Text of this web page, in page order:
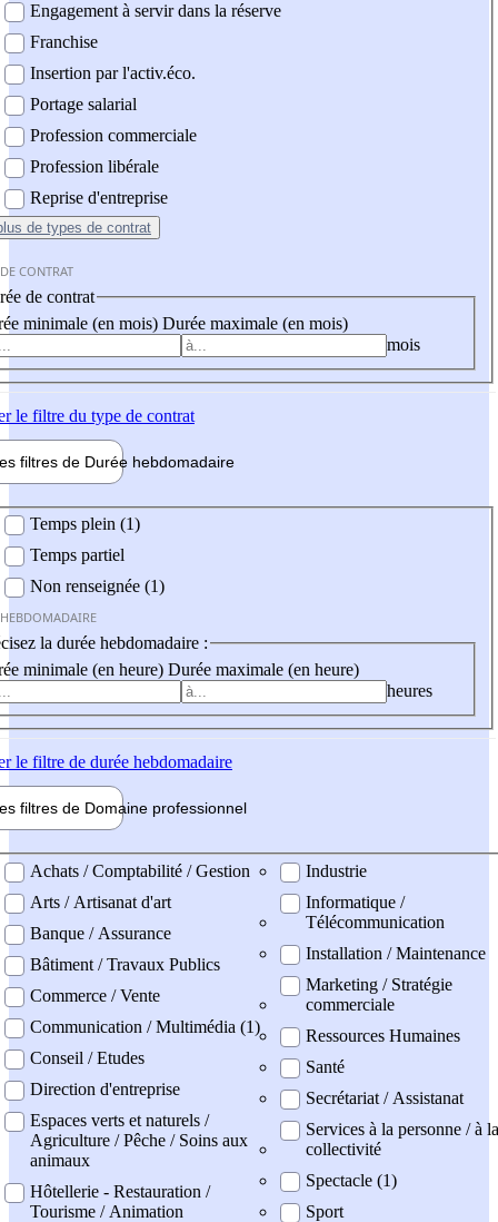
Engagement à servir dans la réserve
Franchise
Insertion par l'activ.éco.
Portage salarial
Profession commerciale
Profession libérale
Reprise d'entreprise
de types de contrat
CONTRAT
de contrat
minimale (en mois) Durée maximale (en mois)
mois
le filtre du type de contrat
filtres de Durée hebdomadaire
Temps plein (1)
Temps partiel
Non renseignée (1)
la durée hebdomadaire :
minimale (en heure) Durée maximale (en heure)
heures
le filtre de durée hebdomadaire
filtres de Domaine professionnel
professionel
Achats / Comptabilité / Gestion
Arts / Artisanat d'art
Banque / Assurance
Bâtiment / Travaux Publics
Commerce / Vente
Communication / Multimédia (1)
Conseil / Etudes
Direction d'entreprise
Espaces verts et naturels /
Agriculture / Pêche / Soins aux
animaux
Hôtellerie - Restauration /
Tourisme / Animation
Industrie
Informatique /
Télécommunication
Installation / Maintenance
Marketing / Stratégie
commerciale
Ressources Humaines
Santé
Secrétariat / Assistanat
Services à la personne / à la
collectivité
Spectacle (1)
Sport